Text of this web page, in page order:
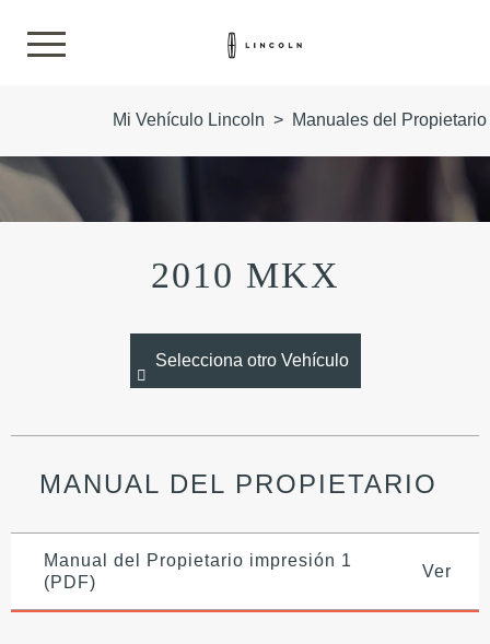
Mi Vehículo Lincoln > Manuales del
2010 MKX
Selecciona otro Vehículo
MANUAL DEL PROPIETARIO
Manual del Propietario impresión 1
(PDF)
Ver